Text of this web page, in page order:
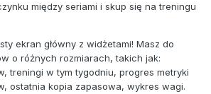
między seriami i skup się na treningu
ekran główny z widżetami! Masz do
o różnych rozmiarach, takich jak:
treningi w tym tygodniu, progres metryki
ostatnia kopia zapasowa, wykres wagi.